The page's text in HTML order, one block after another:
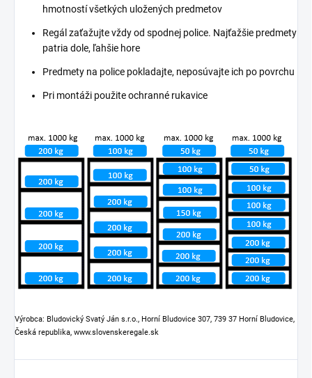
hmotností všetkých uložených predmetov
Regál zaťažujte vždy od spodnej police. Najťažšie predmety
patria dole, ľahšie hore
Predmety na police pokladajte, neposúvajte ich po povrchu
Pri montáži použite ochranné rukavice
Výrobca: Bludovický Svatý Ján s.r.o., Horní Bludovice 307, 739 37 Horní Bludovice,
Česká republika, www.slovenskeregale.sk